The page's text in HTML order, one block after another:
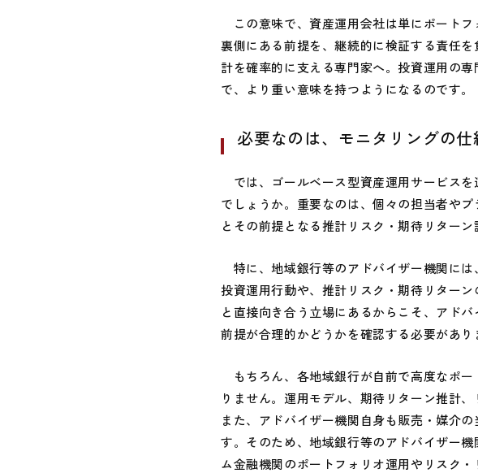
この意味で、資産運用会社は単にポート
裏側にある前提を、継続的に検証する責任
計を確率的に支える専門家へ。投資運用の
で、より重い意味を持つようになるのです。
必要なのは、モニタリングの仕
では、ゴールベース型資産運用サービス
でしょうか。重要なのは、個々の担当者や
とその前提となる推計リスク・期待リター
特に、地域銀行等のアドバイザー機関に
投資運用行動や、推計リスク・期待リター
と直接向き合う立場にあるからこそ、アド
前提が合理的かどうかを確認する必要があり
もちろん、各地域銀行が自前で高度なポ
りません。運用モデル、期待リターン推計
また、アドバイザー機関自身も販売・媒介
す。そのため、地域銀行等のアドバイザー
ム金融機関のポートフォリオ運用やリスク